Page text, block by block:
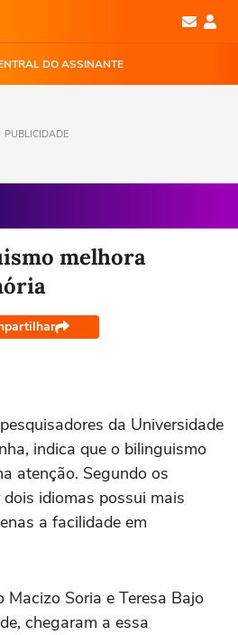
DO ASSINANTE
PUBLICIDADE
melhora
da Universidade
indica que o bilinguismo
atenção. Segundo os
idiomas possui mais
a facilidade em
Macizo Soria e Teresa Bajo
chegaram a essa